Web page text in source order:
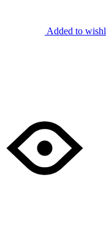
Added to